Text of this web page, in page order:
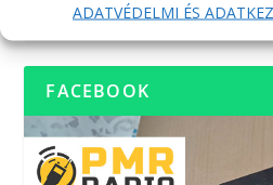
ADATVÉDELMI ÉS
FACEBOOK